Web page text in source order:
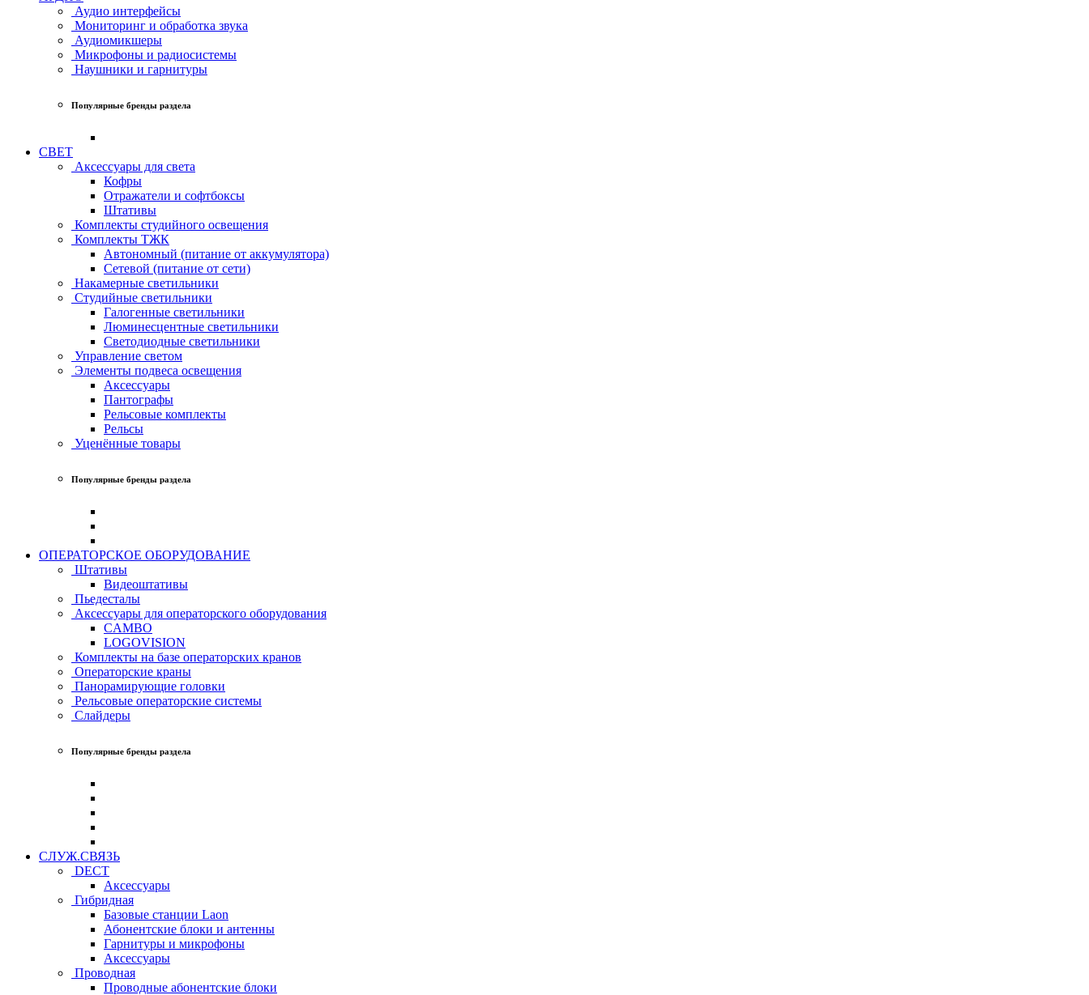
Аудио интерфейсы
Мониторинг и обработка звука
Аудиомикшеры
Микрофоны и радиосистемы
Наушники и гарнитуры
Популярные бренды раздела
СВЕТ
Аксессуары для света
Кофры
Отражатели и софтбоксы
Штативы
Комплекты студийного освещения
Комплекты ТЖК
Автономный (питание от аккумулятора)
Сетевой (питание от сети)
Накамерные светильники
Студийные светильники
Галогенные светильники
Люминесцентные светильники
Светодиодные светильники
Управление светом
Элементы подвеса освещения
Аксессуары
Пантографы
Рельсовые комплекты
Рельсы
Уценённые товары
Популярные бренды раздела
ОПЕРАТОРСКОЕ ОБОРУДОВАНИЕ
Штативы
Видеоштативы
Пьедесталы
Аксессуары для операторского оборудования
CAMBO
LOGOVISION
Комплекты на базе операторских кранов
Операторские краны
Панорамирующие головки
Рельсовые операторские системы
Слайдеры
Популярные бренды раздела
СЛУЖ.СВЯЗЬ
DECT
Аксессуары
Гибридная
Базовые станции Laon
Абонентские блоки и антенны
Гарнитуры и микрофоны
Аксессуары
Проводная
Проводные абонентские блоки